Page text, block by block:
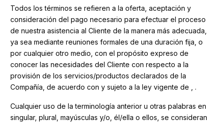
Todos los términos se refieren a la oferta, aceptación y
consideración del pago necesario para efectuar el proceso
de nuestra asistencia al Cliente de la manera más adecuada,
ya sea mediante reuniones formales de una duración fija, o
por cualquier otro medio, con el propósito expreso de
conocer las necesidades del Cliente con respecto a la
provisión de los servicios/productos declarados de la
Compañía, de acuerdo con y sujeto a la ley vigente de , .
Cualquier uso de la terminología anterior u otras palabras en
singular, plural, mayúsculas y/o, él/ella o ellos, se consideran